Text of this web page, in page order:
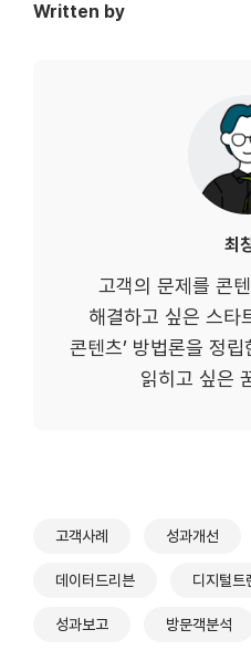
Written by
최
고객의 문제를 콘
해결하고 싶은 스타
콘텐츠’ 방법론을 정
읽히고 싶은
고객사례 성과개선
데이터드리븐 디지털트
성과보고 방문객분석